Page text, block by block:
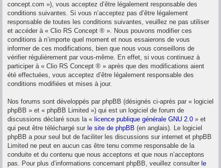
concept.com »), vous acceptez d’être légalement responsable des
conditions suivantes. Si vous n’acceptez pas d’être légalement
responsable de toutes les conditions suivantes, veuillez ne pas utiliser
et accéder à « Clio RS Concept ® ». Nous pouvons modifier ces
conditions à n’importe quel moment et nous essaierons de vous
informer de ces modifications, bien que nous vous conseillons de
vérifier régulièrement par vous-même. En effet, si vous continuez à
participer à « Clio RS Concept ® » après que des modifications aient
été effectuées, vous acceptez d’être légalement responsable des
conditions modifiées et mises à jour.
Nos forums sont développés par phpBB (désignés ci-après par « logiciel
phpBB » et « phpBB Limited ») qui est un logiciel de forum de
discussions déclaré sous la « licence publique générale GNU 2.0 » et
qui peut être téléchargé sur le site de phpBB (en anglais). Le logiciel
phpBB a pour seul but de faciliter les discussions sur internet et phpBB
Limited ne peut en aucun cas être tenu comme responsable de la
conduite et du contenu que nous acceptons et que nous n’acceptons
pas. Pour plus d’informations concernant phpBB, veuillez consulter le